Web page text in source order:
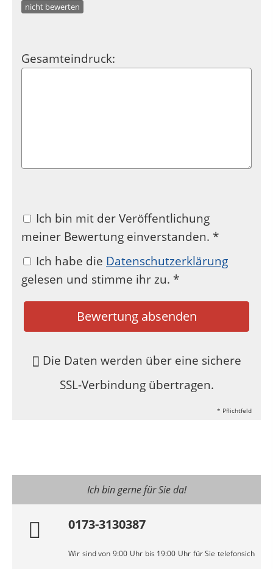
nicht bewerten
Gesamteindruck:
Ich bin mit der Veröffentlichung
meiner Bewertung einverstanden. *
Ich habe die Datenschutzerklärung
gelesen und stimme ihr zu. *
Bewertung absenden
Die Daten werden über eine sichere
SSL-Verbindung übertragen.
* Pflichtfeld
Ich bin gerne für Sie da!
0173-3130387
Wir sind von 9:00 Uhr bis 19:00 Uhr für Sie telefonsich